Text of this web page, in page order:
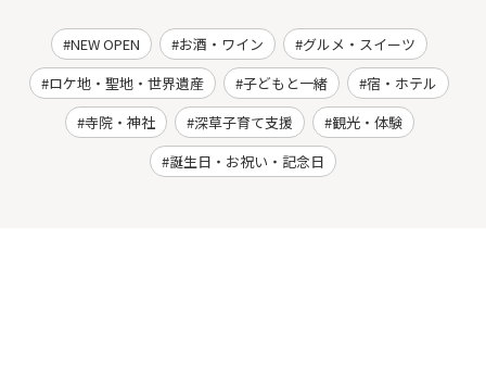
NEW OPEN お酒・ワイン
グルメ・スイーツ
ロケ地・聖地・世界遺産
子どもと一緒
宿・ホテル
寺院・神社
深草子育て支援
観光・体験
誕生日・お祝い・記念日